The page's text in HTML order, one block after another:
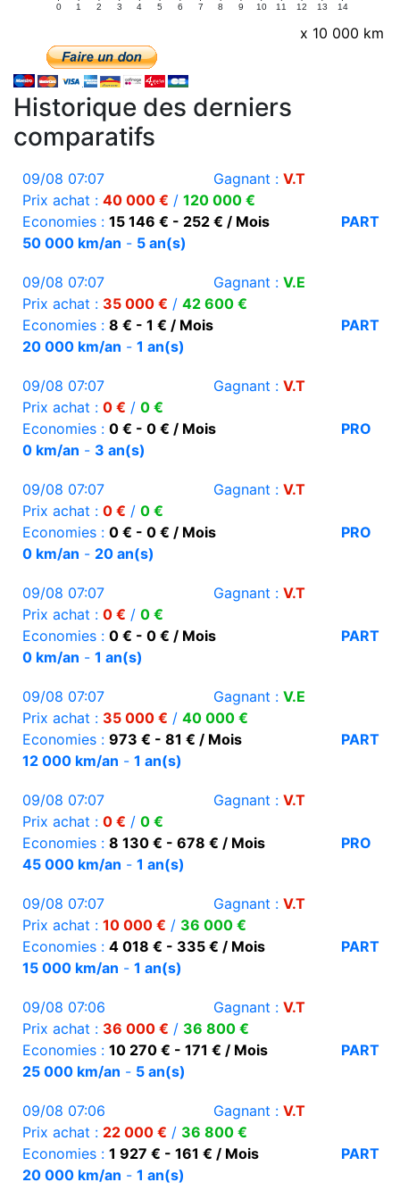
0 1 2 3 4 5 6 7 8 9 10 11 12 13 14
x 10 000 km
Historique des derniers
comparatifs
09/08 07:07 Gagnant : V.T
Prix achat : 40 000 € / 120 000 €
Economies : 15 146 € - 252 € / Mois
PART
50 000 km/an - 5 an(s)
09/08 07:07 Gagnant : V.E
Prix achat : 35 000 € / 42 600 €
Economies : 8 € - 1 € / Mois
PART
20 000 km/an - 1 an(s)
09/08 07:07 Gagnant : V.T
Prix achat : 0 € / 0 €
Economies : 0 € - 0 € / Mois
PRO
0 km/an - 3 an(s)
09/08 07:07 Gagnant : V.T
Prix achat : 0 € / 0 €
Economies : 0 € - 0 € / Mois
PRO
0 km/an - 20 an(s)
09/08 07:07 Gagnant : V.T
Prix achat : 0 € / 0 €
Economies : 0 € - 0 € / Mois
PART
0 km/an - 1 an(s)
09/08 07:07 Gagnant : V.E
Prix achat : 35 000 € / 40 000 €
Economies : 973 € - 81 € / Mois
PART
12 000 km/an - 1 an(s)
09/08 07:07 Gagnant : V.T
Prix achat : 0 € / 0 €
Economies : 8 130 € - 678 € / Mois
PRO
45 000 km/an - 1 an(s)
09/08 07:07 Gagnant : V.T
Prix achat : 10 000 € / 36 000 €
Economies : 4 018 € - 335 € / Mois
PART
15 000 km/an - 1 an(s)
09/08 07:06 Gagnant : V.T
Prix achat : 36 000 € / 36 800 €
Economies : 10 270 € - 171 € / Mois
PART
25 000 km/an - 5 an(s)
09/08 07:06 Gagnant : V.T
Prix achat : 22 000 € / 36 800 €
Economies : 1 927 € - 161 € / Mois
PART
20 000 km/an - 1 an(s)